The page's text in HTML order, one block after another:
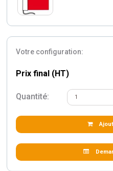
Votre configuration:
Prix final (HT)
Quantité: